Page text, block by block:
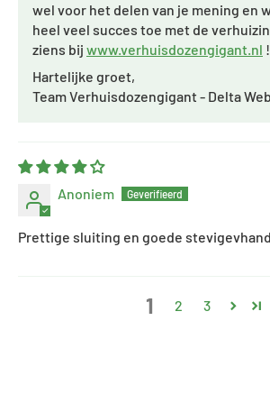
wel voor het delen van je mening en
heel veel succes toe met de
ziens bij www.verhuisdozengigant.nl !
Hartelijke groet,
Team Verhuisdozengigant - Delta
Anoniem
Prettige sluiting en goede
1 2 3